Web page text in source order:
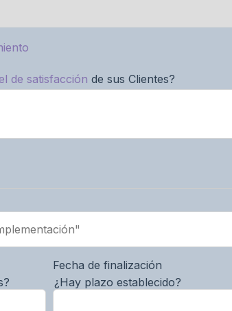
de satisfacción de sus Clientes?
Fecha de finalización
¿Hay plazo establecido?